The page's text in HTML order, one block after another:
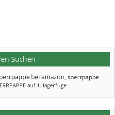
Suchen
bei amazon, sperrpappe
auf 1. lagerfuge